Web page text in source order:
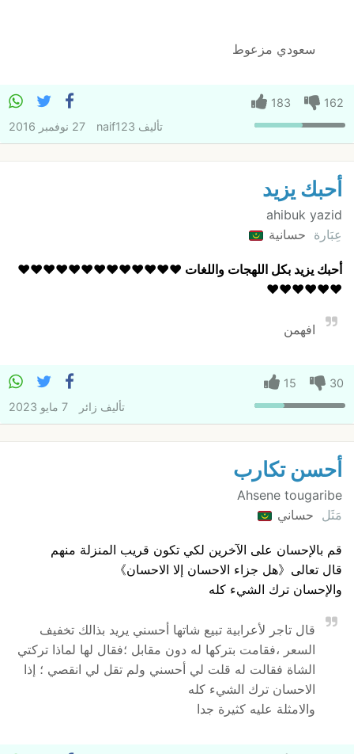
سعودي مزعوط
162
183
تأليف naif123 27 نوفمبر 2016
أحبك يزيد
ahibuk yazid
عِبَارة حسانية
أحبك يزيد بكل اللهجات واللغات ❤️❤️❤️❤️❤️❤️❤️❤️❤️❤️❤️❤️❤️
❤️❤️❤️❤️❤️❤️
افهمن
30
15
تأليف زائر 7 مايو 2023
أحسن تكارب
Ahsene tougaribe
مَثَل حساني
قم بالإحسان على الآخرين لكي تكون قريب المنزلة منهم
قال تعالى《هل جزاء الاحسان إلا الاحسان》
والإحسان ترك الشيء كله
قال تاجر لأعرابية تبيع شاتها أحسني يريد بذالك تخفيف
السعر ،فقامت بتركها له دون مقابل ؛فقال لها لماذا تركتي
الشاة فقالت له قلت لي أحسني ولم تقل لي انقصي ؛ إذا
الاحسان ترك الشيء كله
والامثلة عليه كثيرة جدا